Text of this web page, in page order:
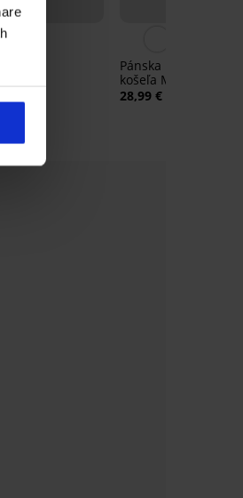
Pánska bambusová
košeľa MEN-A
28,99 €